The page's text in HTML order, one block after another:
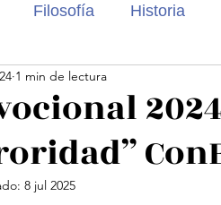
Filosofía Historia
Teología Feminista
Videos Arte
1 min de lectura
8 jul 2025